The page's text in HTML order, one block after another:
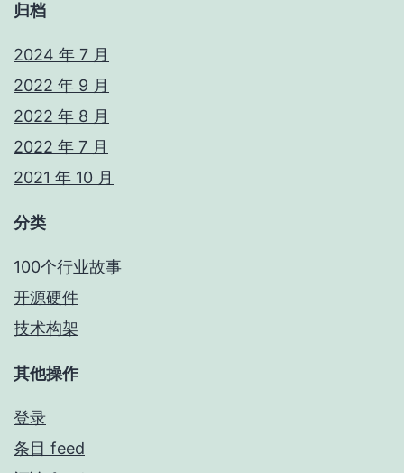
归档
2024 年 7 月
2022 年 9 月
2022 年 8 月
2022 年 7 月
2021 年 10 月
分类
100个行业故事
开源硬件
技术构架
其他操作
登录
条目 feed